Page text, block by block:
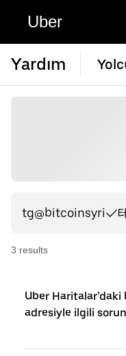
Uber
Yardım
3 results
Uber
adresiyle ilgili